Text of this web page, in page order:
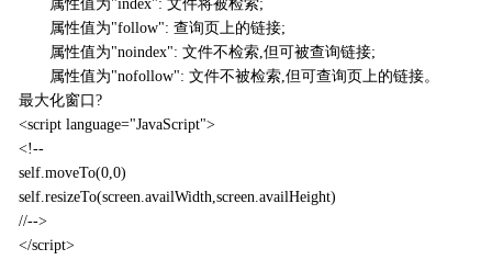
属性值为"index": 文件将被检索;
属性值为"follow": 查询页上的链接;
属性值为"noindex": 文件不检索,但可被查询链接;
属性值为"nofollow": 文件不被检索,但可查询页上的链接。
最大化窗口?
<script language="JavaScript">
<!--
self.moveTo(0,0)
self.resizeTo(screen.availWidth,screen.availHeight)
//-->
</script>